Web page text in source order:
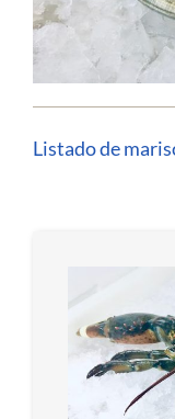
Listado de